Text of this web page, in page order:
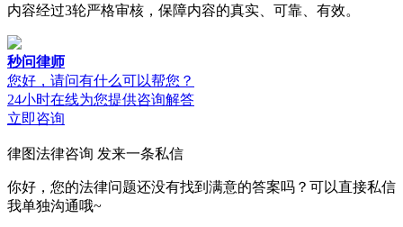
内容经过3轮严格审核，保障内容的真实、可靠、有效。
秒问律师
您好，请问有什么可以帮您？
24小时在线为您提供咨询解答
立即咨询
律图法律咨询 发来一条私信
你好，您的法律问题还没有找到满意的答案吗？可以直接私信
我单独沟通哦~